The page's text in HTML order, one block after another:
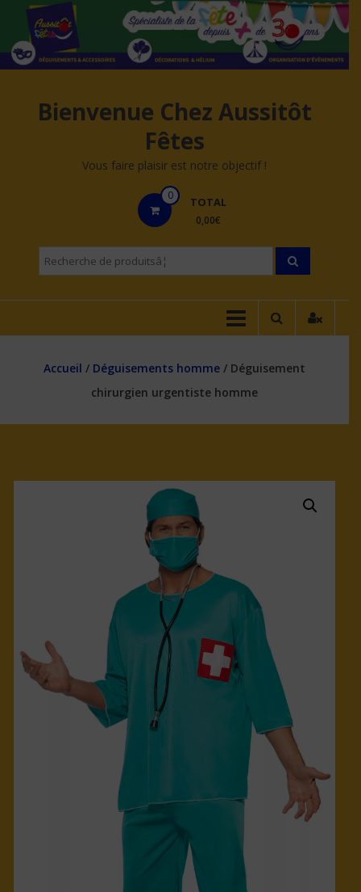
contenu
Bienvenue Chez Aussitôt
Fêtes
Vous faire plaisir est notre objectif !
0 TOTAL
0,00€
Recherche
pourÂ :
Accueil / Déguisements homme/ Déguisement
chirurgien urgentiste homme